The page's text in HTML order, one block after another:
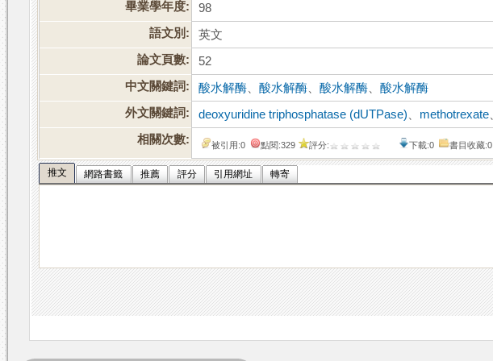
畢業學年度:
98
語文別:
英文
論文頁數:
52
中文關鍵詞:
酸水解酶 、酸水解酶 、酸水解酶 、酸水解酶
外文關鍵詞:
deoxyuridine triphosphatase (dUTPase) methotrexate
相關次數:
被引用:0 點閱:329 評分: 下載:0 書目收藏:0
推文 網路書籤 推薦 評分 引用網址 轉寄